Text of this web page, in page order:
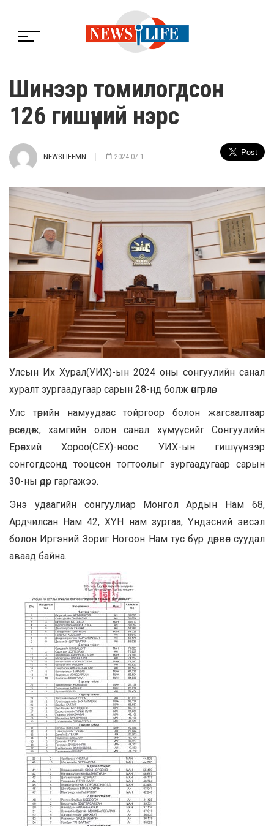
Шинээр томилогдсон
126 гишүүний нэрс
NEWSLIFEMN 2024-07-1
Улсын Их Хурал(УИХ)-ын 2024 оны сонгуулийн санал
хуралт зургаадугаар сарын 28-нд болж өнгөрлөө.
Улс төрийн намуудаас тойргоор болон жагсаалтаар
өрсөлдөж, хамгийн олон санал хүмүүсийг Сонгуулийн
Ерөнхий Хороо(СЕХ)-ноос УИХ-ын гишүүнээр
сонгогдсонд тооцсон тогтоолыг зургаадугаар сарын
30-ны өдөр гаргажээ.
Энэ удаагийн сонгуулиар Монгол Ардын Нам 68,
Ардчилсан Нам 42, ХҮН нам зургаа, Үндэсний эвсэл
болон Иргэний Зориг Ногоон Нам тус бүр дөрвөн суудал
аваад байна.